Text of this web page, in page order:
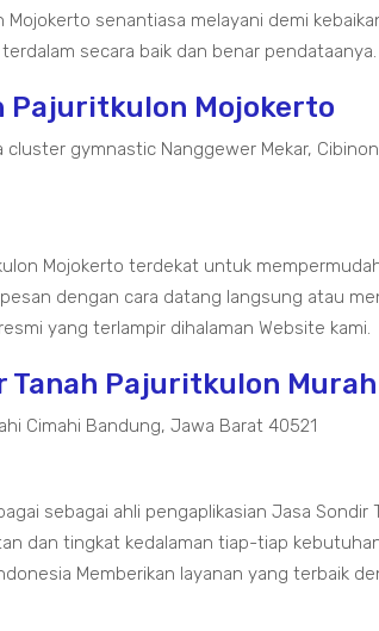
Mojokerto senantiasa melayani demi
secara baik dan benar pendataanya.
Pajuritkulon Mojokerto
cluster gymnastic Nanggewer Mekar,
Mojokerto terdekat untuk
dengan cara datang langsung atau
yang terlampir dihalaman Website kami.
Tanah Pajuritkulon Murah
Cimahi Bandung, Jawa Barat 40521
sebagai ahli pengaplikasian Jasa Sondir
dan tingkat kedalaman tiap-tiap
Memberikan layanan yang terbaik